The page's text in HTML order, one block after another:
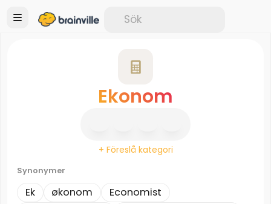
Ekonom
+ Föreslå kategori
Synonymer
Ek økonom
Economist